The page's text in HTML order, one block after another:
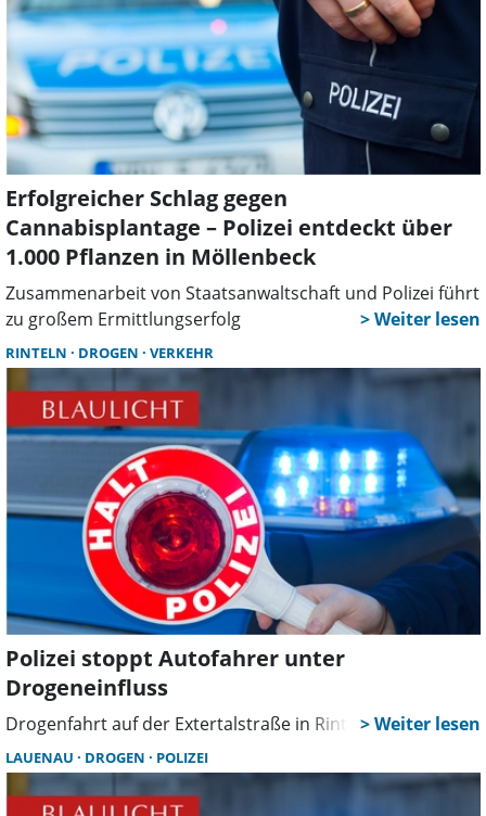
Erfolgreicher Schlag gegen
Cannabisplantage – Polizei entdeckt über
1.000 Pflanzen in Möllenbeck
Zusammenarbeit von Staatsanwaltschaft und Polizei führt
zu großem Ermittlungserfolg
RINTELN DROGEN VERKEHR
Polizei stoppt Autofahrer unter
Drogeneinfluss
Drogenfahrt auf der Extertalstraße in Rinteln gestoppt
LAUENAU DROGEN POLIZEI